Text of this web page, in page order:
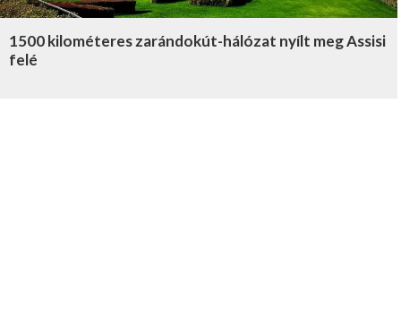
1500 kilométeres zarándokút-hálózat nyílt meg Assisi
felé